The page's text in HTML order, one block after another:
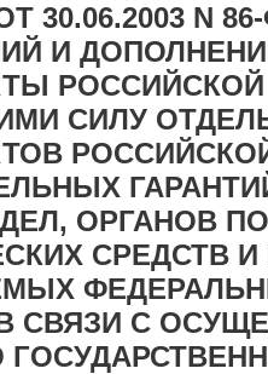
N 86-
И
СИЛУ
ОРГАНОВ
СРЕДСТВ
СВЯЗИ С